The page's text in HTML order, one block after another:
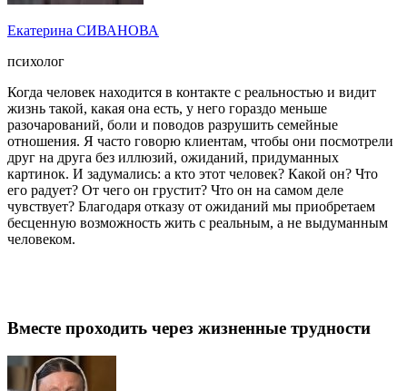
Екатерина СИВАНОВА
психолог
Когда человек находится в контакте с реальностью и видит
жизнь такой, какая она есть, у него гораздо меньше
разочарований, боли и поводов разрушить семейные
отношения. Я часто говорю клиентам, чтобы они посмотрели
друг на друга без иллюзий, ожиданий, придуманных
картинок. И задумались: а кто этот человек? Какой он? Что
его радует? От чего он грустит? Что он на самом деле
чувствует? Благодаря отказу от ожиданий мы приобретаем
бесценную возможность жить с реальным, а не выдуманным
человеком.
Вместе проходить через жизненные трудности